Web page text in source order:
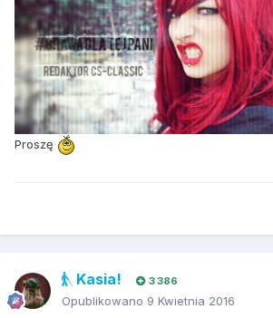
Proszę
Kasia! 3 386
Opublikowano 9 Kwietnia 2016